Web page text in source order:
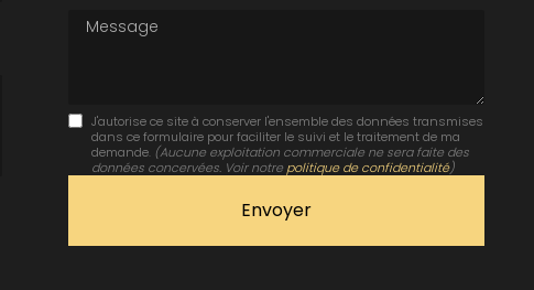
Message
J'autorise ce site à conserver l'ensemble des données transmises
dans ce formulaire pour faciliter le suivi et le traitement de ma
demande. (Aucune exploitation commerciale ne sera faite des
données concervées. Voir notre politique de confidentialité)